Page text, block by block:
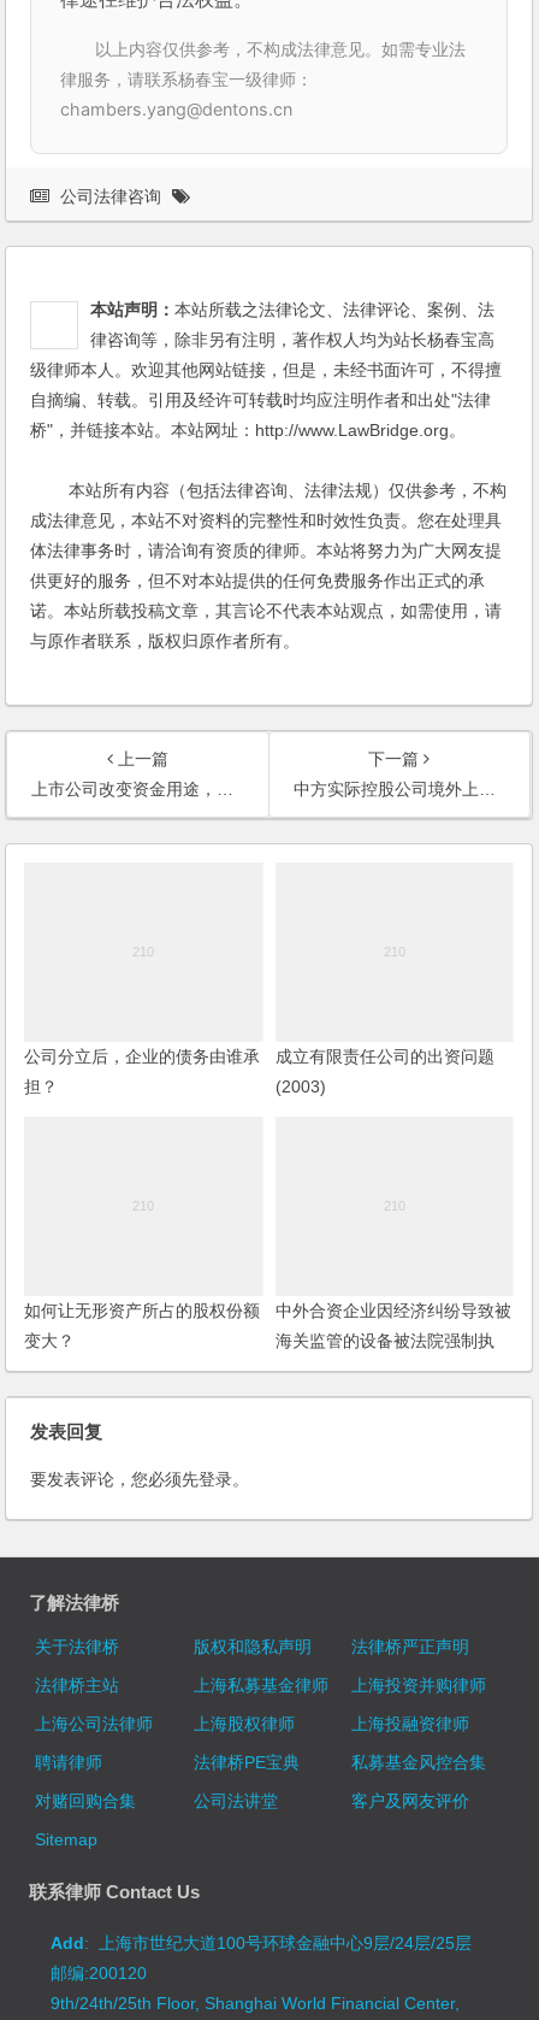
以上内容仅供参考，不构成法律意见。如需专业法
律服务，请联系杨春宝一级律师：
chambers.yang@dentons.cn
公司法律咨询
本站声明：本站所载之法律论文、法律评论、案例、法
律咨询等，除非另有注明，著作权人均为站长杨春宝高
级律师本人。欢迎其他网站链接，但是，未经书面许可，不得擅
自摘编、转载。引用及经许可转载时均应注明作者和出处"法律
桥"，并链接本站。本站网址：http://www.LawBridge.org。
本站所有内容（包括法律咨询、法律法规）仅供参考，不构
成法律意见，本站不对资料的完整性和时效性负责。您在处理具
体法律事务时，请洽询有资质的律师。本站将努力为广大网友提
供更好的服务，但不对本站提供的任何免费服务作出正式的承
诺。本站所载投稿文章，其言论不代表本站观点，如需使用，请
与原作者联系，版权归原作者所有。
上一篇
上市公司改变资金用途，需要办理哪些手续，是否需要通过中国证监会的批准？
下一篇
中方实际控股公司境外上市，有什么规定？需要中国相关政府部门出哪些文件？
公司分立后，企业的债务由谁承
担？
成立有限责任公司的出资问题
(2003)
如何让无形资产所占的股权份额
变大？
中外合资企业因经济纠纷导致被
海关监管的设备被法院强制执
行，企业对该设备是否需补税?
发表回复
要发表评论，您必须先登录。
了解法律桥
关于法律桥 版权和隐私声明
法律桥严正声明
法律桥主站
上海私募基金律师
上海投资并购律师
上海公司法律师
上海股权律师
上海投融资律师
聘请律师
法律桥PE宝典
私募基金风控合集
对赌回购合集
公司法讲堂
客户及网友评价
Sitemap
联系律师 Contact Us
Add: 上海市世纪大道100号环球金融中心9层/24层/25层
邮编:200120
9th/24th/25th Floor, Shanghai World Financial Center,